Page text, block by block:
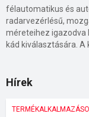
félautomatikus és
radarvezérlésű,
méreteihez igazodva
Hírek